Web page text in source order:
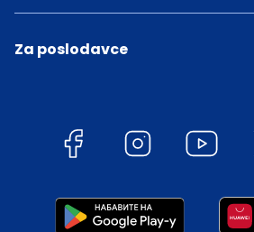
Za poslodavce